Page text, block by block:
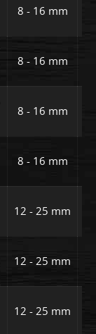
8 - 16 mm
8 - 16 mm
8 - 16 mm
8 - 16 mm
12 - 25 mm
12 - 25 mm
12 - 25 mm